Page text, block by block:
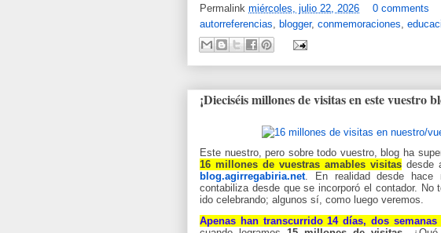
Permalink miércoles, julio 22, 2026 0 comments
autorreferencias
blogger, conmemoraciones
¡Dieciséis millones de visitas en este vuestro
Este nuestro, pero sobre todo vuestro, blog ha
16 millones de vuestras amables visitasdesde
blog.agirregabiria.net.
En realidad desde hace
contabiliza desde que se incorporó el contador. No
ido celebrando; algunos sí, como luego veremos.
Apenas han transcurrido 14 días, dos semanas